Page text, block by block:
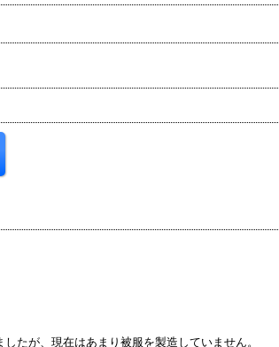
たが、現在はあまり被服を製造していません。